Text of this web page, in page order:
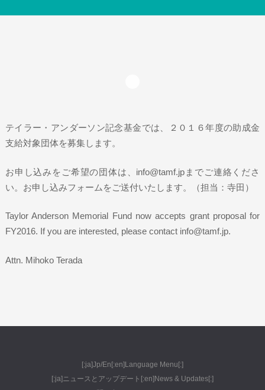
テイラー・アンダーソン記念基金では、２０１６年度の助成金
支給対象団体を募集します。
お申し込みをご希望の団体は、info@tamf.jpまでご連絡くださ
い。お申し込みフォームをご送付いたします。（担当：寺田）
Taylor Anderson Memorial Fund now accepts grant proposal for
FY2016. If you are interested, please contact info@tamf.jp.
Attn. Mihoko Terada
[:ja]Jp/En[:en]Language Menu[:]
[:ja]ニュースとアップデート[:en]News & Updates[:]